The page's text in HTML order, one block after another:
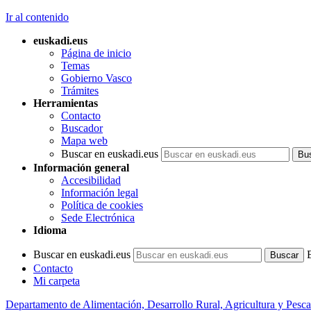
Ir al contenido
euskadi.eus
Página de inicio
Temas
Gobierno Vasco
Trámites
Herramientas
Contacto
Buscador
Mapa web
Buscar en euskadi.eus
Información general
Accesibilidad
Información legal
Política de cookies
Sede Electrónica
Idioma
Buscar en euskadi.eus
Contacto
Mi carpeta
Departamento de Alimentación, Desarrollo Rural, Agricultura y Pesca